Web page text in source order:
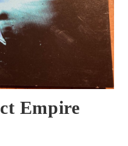
Empire